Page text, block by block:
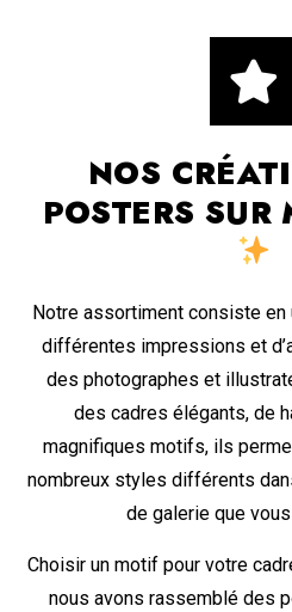
NOS
POSTERS SUR
Notre assortiment consiste
différentes impressions et
des photographes et
des cadres élégants, de
magnifiques motifs, ils
nombreux styles différents
de galerie que
Choisir un motif pour votre
nous avons rassemblé des